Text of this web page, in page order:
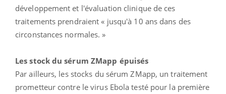
développement et l'évaluation clinique de ces
traitements prendraient « jusqu'à 10 ans dans des
circonstances normales. »
Les stock du sérum ZMapp épuisés
Par ailleurs, les stocks du sérum ZMapp, un traitement
prometteur contre le virus Ebola testé pour la première